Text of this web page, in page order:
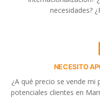
necesidades?
NECESITO
¿A qué precio se vende mi
potenciales clientes en